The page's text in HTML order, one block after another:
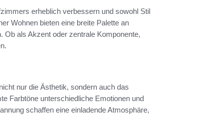
erheblich verbessern und sowohl Stil
Wohnen bieten eine breite Palette an
Ob als Akzent oder zentrale Komponente,
nur die Ästhetik, sondern auch das
Farbtöne unterschiedliche Emotionen und
schaffen eine einladende Atmosphäre,